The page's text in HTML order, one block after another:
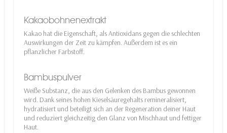
Kakaobohnenextrakt
Kakao hat die Eigenschaft, als Antioxidans gegen die schlechten
Auswirkungen der Zeit zu kämpfen. Außerdem ist es ein
pflanzlicher Farbstoff.
Bambuspulver
Weiße Substanz, die aus den Gelenken des Bambus gewonnen
wird. Dank seines hohen Kieselsäuregehalts remineralisiert,
hydratisiert und beteiligt sich an der Regeneration deiner Haut
und reduziert gleichzeitig den Glanz von Mischhaut und fettiger
Haut.